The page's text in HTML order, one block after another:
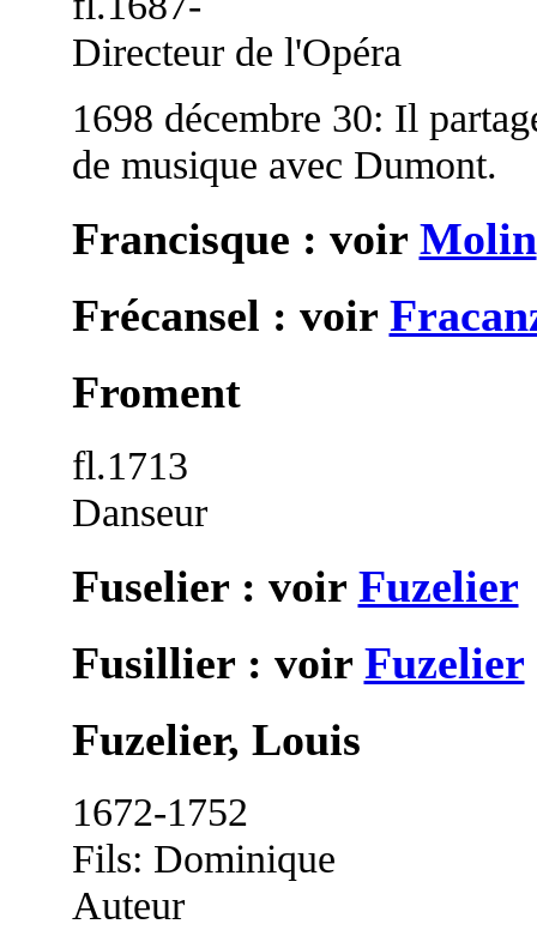
Directeur de l'Opéra
1698 décembre 30: Il
de musique avec Dumont.
Francisque : voir Molin
Frécansel : voir
Froment
fl.1713
Danseur
Fuselier : voir Fuzelier
Fusillier : voir Fuzelier
Fuzelier, Louis
1672-1752
Fils: Dominique
Auteur